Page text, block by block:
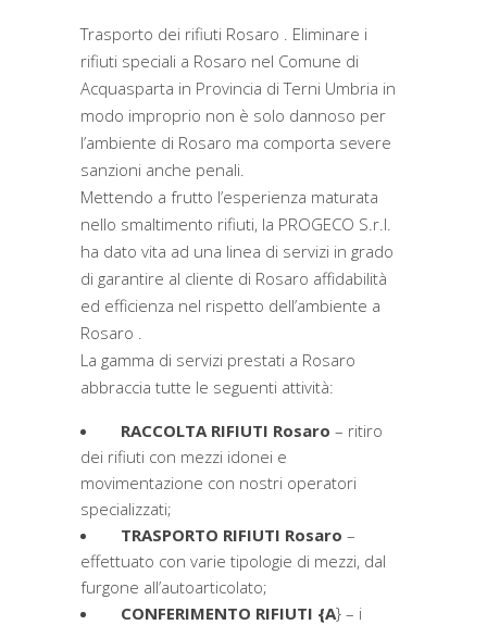
Trasporto dei rifiuti Rosaro . Eliminare i
rifiuti speciali a Rosaro nel Comune di
Acquasparta in Provincia di Terni Umbria in
modo improprio non è solo dannoso per
l’ambiente di Rosaro ma comporta severe
sanzioni anche penali.
Mettendo a frutto l’esperienza maturata
nello smaltimento rifiuti, la PROGECO S.r.l.
ha dato vita ad una linea di servizi in grado
di garantire al cliente di Rosaro affidabilità
ed efficienza nel rispetto dell’ambiente a
Rosaro .
La gamma di servizi prestati a Rosaro
abbraccia tutte le seguenti attività:
RACCOLTA RIFIUTI Rosaro – ritiro
dei rifiuti con mezzi idonei e
movimentazione con nostri operatori
specializzati;
TRASPORTO RIFIUTI Rosaro –
effettuato con varie tipologie di mezzi, dal
furgone all’autoarticolato;
CONFERIMENTO RIFIUTI {A} – i